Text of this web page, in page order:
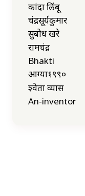
कांदा लिंबू
चंद्रसूर्यकुमार
सुबोध खरे
रामचंद्र
Bhakti
आग्या१९९०
श्वेता व्यास
An-inventor